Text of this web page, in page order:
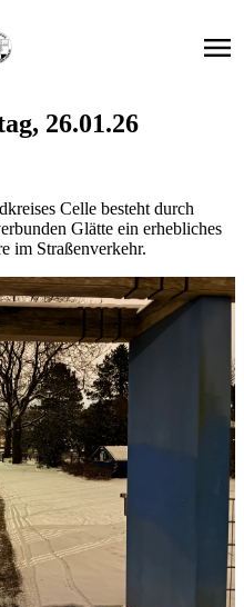
26.01.26
Celle besteht durch
Glätte ein erhebliches
im Straßenverkehr.